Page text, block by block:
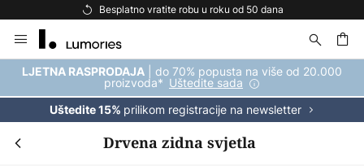
Besplatna dostava za kupnju iznad 69 €
to
Content
LJETNA RASPRODAJA | do 70% popusta na više od 20.000
proizvoda* Uštedite sada
Uštedite 15% prilikom registracije na newsletter
Drvena zidna svjetla